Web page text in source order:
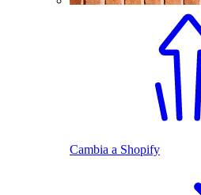
Cambia a Shopify